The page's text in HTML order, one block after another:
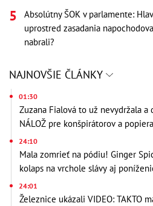
Absolútny ŠOK v parlamente:
uprostred zasadania
nabrali?
NAJNOVŠIE ČLÁNKY
01:30
Zuzana Fialová to už nevydržala a
NÁLOŽ pre konšpirátorov a
24:10
Mala zomrieť na pódiu! Ginger
kolaps na vrchole slávy aj
24:01
Železnice ukázali VIDEO: TAKTO